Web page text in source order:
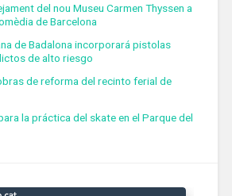
del nou Museu Carmen Thyssen a
de Barcelona
de Badalona incorporará pistolas
de alto riesgo
de reforma del recinto ferial de
la práctica del skate en el Parque del